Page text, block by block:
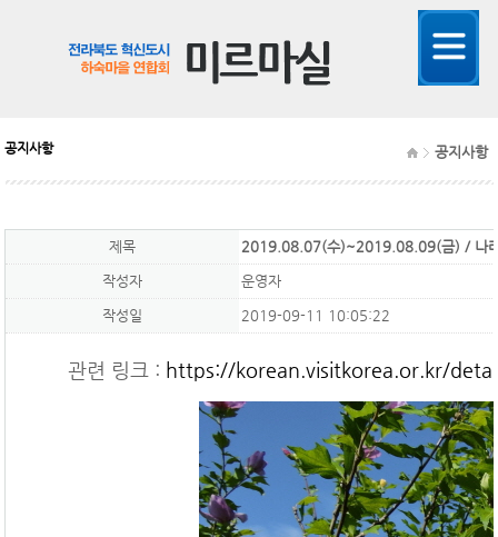
공지사항 공지사항
제목 2019.08.07(수)~2019.08.09(금) / 나라
작성자 운영자
작성일 2019-09-11 10:05:22
관련 링크 : https://korean.visitkorea.or.kr/